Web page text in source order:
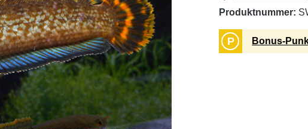
Produktnummer:
P Bonus-